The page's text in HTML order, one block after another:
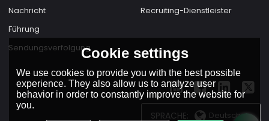
Nachricht
Führung
Sendungsverfolgung
Recruiting-Dienstleister
SPRACHE: Deutsch
Cookie settings
We use cookies to provide you with the best possible
experience. They also allow us to analyze user
behavior in order to constantly improve the website for
you.